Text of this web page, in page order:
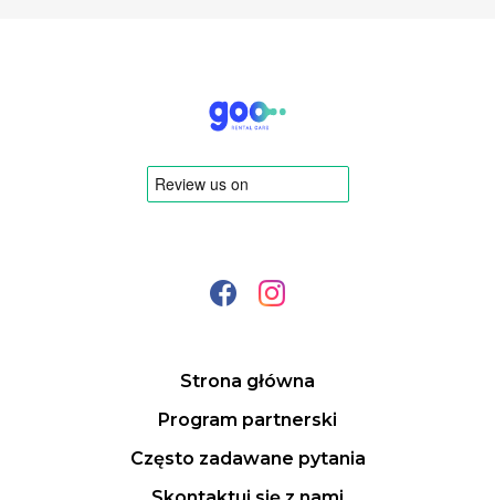
Strona główna
Program partnerski
Często zadawane pytania